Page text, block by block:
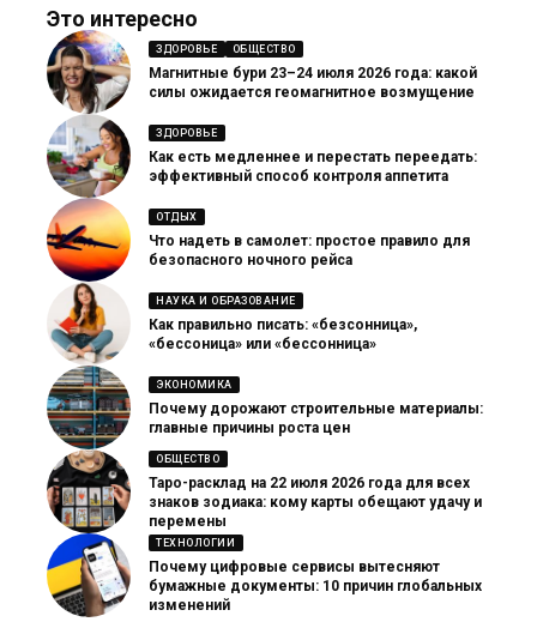
Это интересно
ЗДОРОВЬЕ ОБЩЕСТВО
Магнитные бури 23–24 июля 2026 года: какой
силы ожидается геомагнитное возмущение
ЗДОРОВЬЕ
Как есть медленнее и перестать переедать:
эффективный способ контроля аппетита
ОТДЫХ
Что надеть в самолет: простое правило для
безопасного ночного рейса
НАУКА И ОБРАЗОВАНИЕ
Как правильно писать: «безсонница»,
«бессоница» или «бессонница»
ЭКОНОМИКА
Почему дорожают строительные материалы:
главные причины роста цен
ОБЩЕСТВО
Таро-расклад на 22 июля 2026 года для всех
знаков зодиака: кому карты обещают удачу и
перемены
ТЕХНОЛОГИИ
Почему цифровые сервисы вытесняют
бумажные документы: 10 причин глобальных
изменений